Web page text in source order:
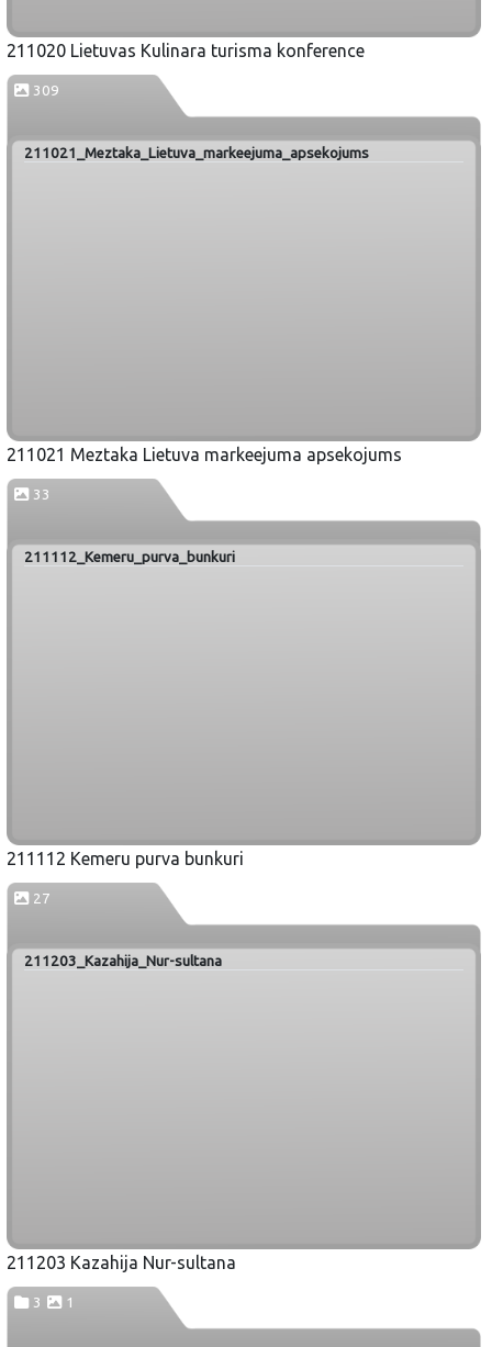
211020 Lietuvas Kulinara turisma konference
309
211021_Meztaka_Lietuva_markeejuma_apsekojums
211021 Meztaka Lietuva markeejuma apsekojums
33
211112_Kemeru_purva_bunkuri
211112 Kemeru purva bunkuri
27
211203_Kazahija_Nur-sultana
211203 Kazahija Nur-sultana
3 1